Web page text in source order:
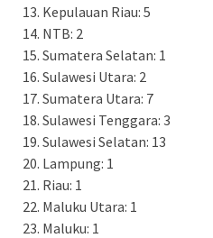
Kepulauan Riau: 5
NTB: 2
Sumatera Selatan: 1
Sulawesi Utara: 2
Sumatera Utara: 7
Sulawesi Tenggara: 3
Sulawesi Selatan: 13
Lampung: 1
Riau: 1
Maluku Utara: 1
Maluku: 1